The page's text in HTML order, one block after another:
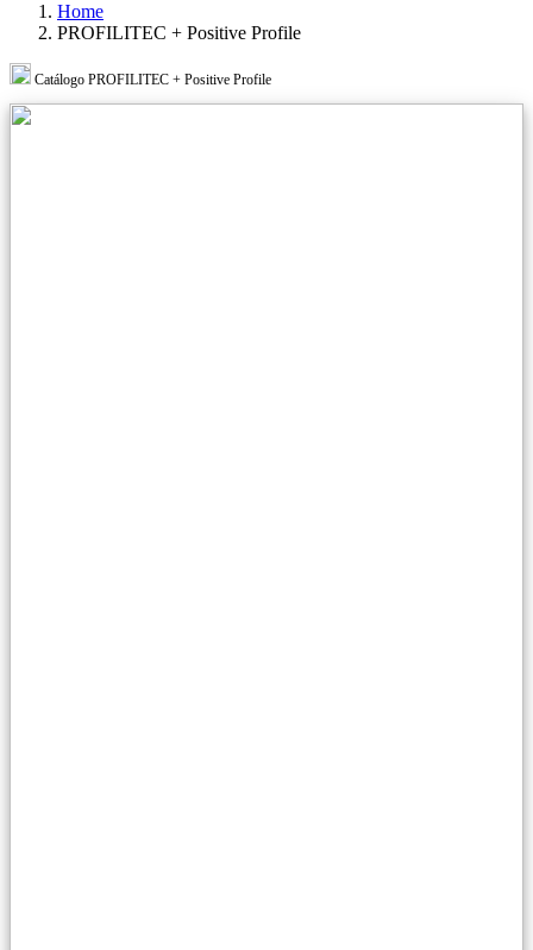
Home
PROFILITEC + Positive Profile
Catálogo PROFILITEC + Positive Profile